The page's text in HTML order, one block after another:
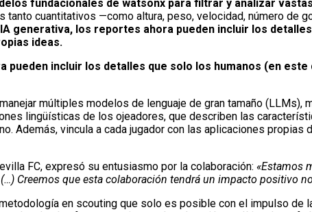
fundacionales de watsonx para filtrar y analizar
cuantitativos —como altura, peso, velocidad, número de
IA generativa, los reportes ahora pueden incluir los
ideas.
pueden incluir los detalles que solo los humanos (en
múltiples modelos de lenguaje de gran tamaño
lingüísticas de los ojeadores, que describen las
Además, vincula a cada jugador con las aplicaciones
FC, expresó su entusiasmo por la colaboración: «Estamos
Creemos que esta colaboración tendrá un impacto positivo
en scouting que solo es posible con el impulso